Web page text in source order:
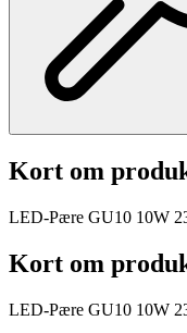
Kort om
LED-Pære GU10 10W
Kort om
LED-Pære GU10 10W